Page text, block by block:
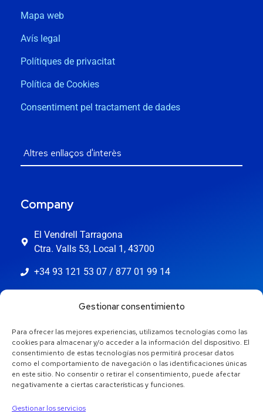
Gestionar consentimiento
Para ofrecer las mejores experiencias, utilizamos tecnologías como las
cookies para almacenar y/o acceder a la información del dispositivo. El
consentimiento de estas tecnologías nos permitirá procesar datos
como el comportamiento de navegación o las identificaciones únicas
en este sitio. No consentir o retirar el consentimiento, puede afectar
negativamente a ciertas características y funciones.
Gestionar los servicios
Mapa web
Avís legal
Polítiques de privacitat
Política de Cookies
Consentiment pel tractament de dades
Company
El Vendrell Tarragona
Ctra. Valls 53, Local 1, 43700
+34 93 121 53 07 / 877 01 99 14